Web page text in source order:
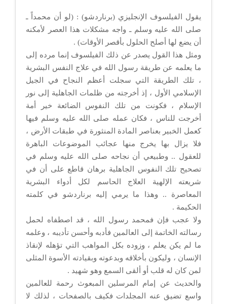
يقول الفيلسوف الإنجليزي (برناردشو) : (لو أن محمداً ـ
صلى الله عليه وسلم ـ واجه مشكلات هذا العصر لأمكنه
أن يضع لها أصلح الحلول بأقصر الأوقات) .
ومثل هذا القول يصدر عن ذلك الفيلسوف إنما مرده إلى
ما يعلمه عن طريقة رسول الله في علاج النفس البشرية
، تلك الطريقة التي سجلت أعظم النجاح في الجيل
الإسلامي الأول ، إذ أخرجته من ظلمات الجاهلية إلى نور
الإسلام ، فكونت من تلك النفوس الضائعة خير أمة
أخرجت للناس ، فكان عمله صلى الله عليه وسلم فيها
كعمل الخبير بعناصر المادة المنثورة في طبقات الأرض ،
فلا يزال بها يخرج منها عجائب الموضوعات الباهرة
للعقول .. وطبيعي أن نجاحه صلى الله عليه وسلم في
تصحيح تلك النفوس الجاهلية برهان قاطع على أن في
شريعته الإلهية العلاج الحاسم لكل أدواء البشرية
المعاصرة .. وهذا ما يرمي إليه برناردشو في كلمته
الحكيمة .
ولا عجب فإن فمحمد رسول الله ، قد اصطفاه لحمل
رسالته الخاتمة إلى العالمين فأدبه وأحسن تأديبه ، وعلمه
ما لم يكن يعلم ، وزوده بكل المواهب التي تؤهله لإنقاذ
الإنسان ، وليكون بأخلاقه وبدعوته وبقيادته الأسوة المثلى
لمن كان له قلب أو ألقى السمع وهو شهيد .
والحديث عن إمام المرسلين المبعوث رحمة للعالمين
واسع تضيق عنه المجلدات فكيف بالصفحات ، لذلك لا